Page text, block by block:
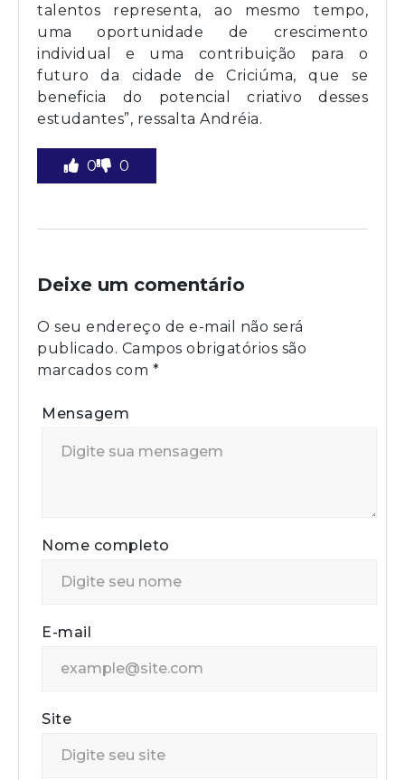
talentos representa, ao mesmo tempo,
uma oportunidade de crescimento
individual e uma contribuição para o
futuro da cidade de Criciúma, que se
beneficia do potencial criativo desses
estudantes”, ressalta Andréia.
0 0
Deixe um comentário
O seu endereço de e-mail não será
publicado. Campos obrigatórios são
marcados com *
Mensagem
Nome completo
E-mail
Site